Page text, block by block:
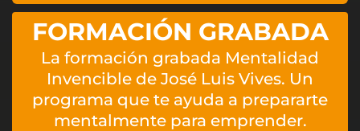
FORMACIÓN GRABADA
La formación grabada Mentalidad
Invencible de José Luis Vives. Un
programa que te ayuda a prepararte
mentalmente para emprender.